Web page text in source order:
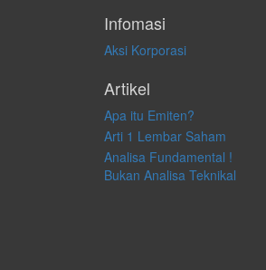
Infomasi
Aksi Korporasi
Artikel
Apa itu Emiten?
Arti 1 Lembar Saham
Analisa Fundamental !
Bukan Analisa Teknikal